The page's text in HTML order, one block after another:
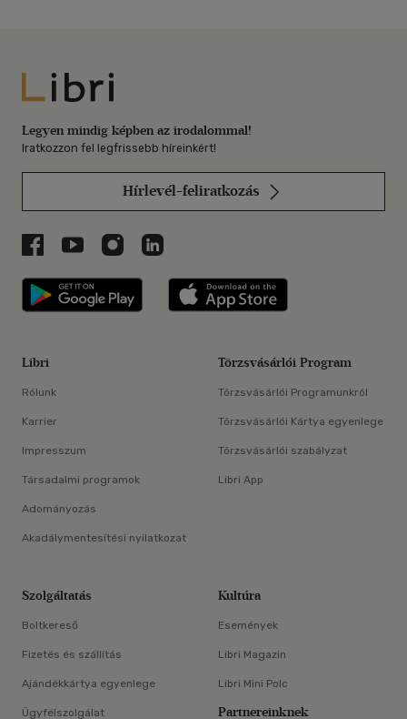
Libri
Legyen mindig képben az irodalommal!
Iratkozzon fel legfrissebb híreinkért!
Hírlevél-feliratkozás
Libri a Facebookon
Libri a Youtube-on
Libri az Instagramon
Libri a LinkedInen
Libri applikáció Szerezd meg: Google
Libri
Rólunk
Karrier
Impresszum
Társadalmi programok
Adományozás
Akadálymentesítési nyilatkozat
Törzsvásárlói Program
Törzsvásárlói Programunkról
Törzsvásárlói Kártya egyenlege
Törzsvásárlói szabályzat
Libri App
Szolgáltatás
Boltkereső
Fizetés és szállítás
Ajándékkártya egyenlege
Ügyfélszolgálat
Kultúra
Események
Libri Magazin
Libri Mini Polc
Partnereinknek